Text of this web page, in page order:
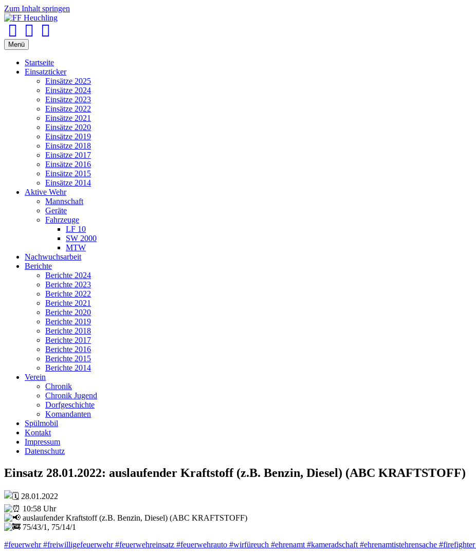
Zum Inhalt springen
Menü
Startseite
Einsatzticker
Einsätze 2025
Einsätze 2024
Einsätze 2023
Einsätze 2022
Einsätze 2021
Einsätze 2020
Einsätze 2019
Einsätze 2018
Einsätze 2017
Einsätze 2016
Einsätze 2015
Einsätze 2014
Aktive Wehr
Mannschaft
Geräte
Fahrzeuge
LF 10
SW 2000
MTW
Nachwuchsarbeit
Berichte
Berichte 2024
Berichte 2023
Berichte 2022
Berichte 2021
Berichte 2020
Berichte 2019
Berichte 2018
Berichte 2017
Berichte 2016
Berichte 2015
Berichte 2014
Verein
Chronik
Chronik Jugend
Dorfgeschichte
Komandanten
Spülmobil
Kontakt
Impressum
Datenschutz
Einsatz 28.01.2022: auslaufender Kraftstoff (z.B. Benzin, Diesel) (ABC KRAFTSTOFF)
28.01.2022
10:58 Uhr
auslaufender Kraftstoff (z.B. Benzin, Diesel) (ABC KRAFTSTOFF)
75/43/1, 75/14/1
#feuerwehr#freiwilligefeuerwehr#feuerwehreinsatz #feuerwehrauto #wirfüreuch #ehrenamt #kameradschaft #ehrenamtistehrensache #firefighter